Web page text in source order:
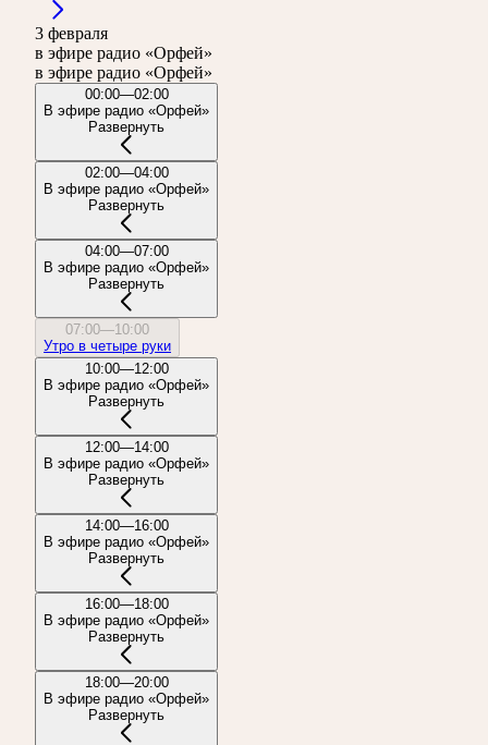
3 февраля
в эфире радио «Орфей»
в эфире радио «Орфей»
00:00—02:00
В эфире радио «Орфей»
Развернуть
02:00—04:00
В эфире радио «Орфей»
Развернуть
04:00—07:00
В эфире радио «Орфей»
Развернуть
07:00—10:00
Утро в четыре руки
10:00—12:00
В эфире радио «Орфей»
Развернуть
12:00—14:00
В эфире радио «Орфей»
Развернуть
14:00—16:00
В эфире радио «Орфей»
Развернуть
16:00—18:00
В эфире радио «Орфей»
Развернуть
18:00—20:00
В эфире радио «Орфей»
Развернуть